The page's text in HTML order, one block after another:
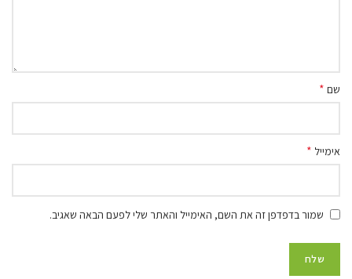
שם *
אימייל *
שמור בדפדפן זה את השם, האימייל והאתר שלי לפעם הבאה שאגיב.